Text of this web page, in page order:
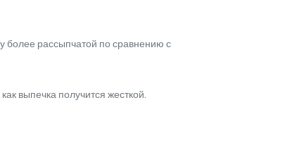
более рассыпчатой по сравнению с
выпечка получится жесткой.